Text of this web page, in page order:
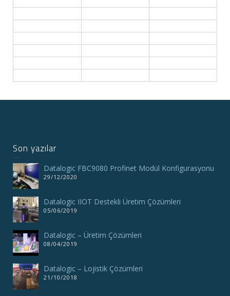
Son yazılar
Datalogic FBC9080 Profinet Modül Konfigurasyonu
29/12/2020
Datalogic IIOT Destekli Üretim Çözümleri
05/06/2019
Datalogic – Üretim Çözümleri
08/04/2019
Datalogic – Lojistik Çözümleri
21/10/2018